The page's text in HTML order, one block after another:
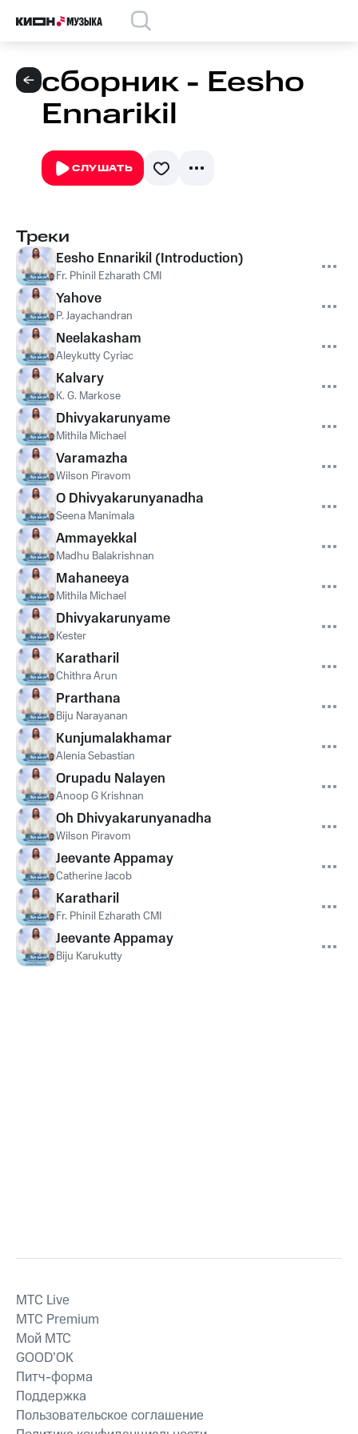
сборник - Eesho
Ennarikil
СЛУШАТЬ
Треки
Eesho Ennarikil (Introduction)
Fr. Phinil Ezharath CMI
Yahove
P. Jayachandran
Neelakasham
Aleykutty Cyriac
Kalvary
K. G. Markose
Dhivyakarunyame
Mithila Michael
Varamazha
Wilson Piravom
O Dhivyakarunyanadha
Seena Manimala
Ammayekkal
Madhu Balakrishnan
Mahaneeya
Mithila Michael
Dhivyakarunyame
Kester
Karatharil
Chithra Arun
Prarthana
Biju Narayanan
Kunjumalakhamar
Alenia Sebastian
Orupadu Nalayen
Anoop G Krishnan
Oh Dhivyakarunyanadha
Wilson Piravom
Jeevante Appamay
Catherine Jacob
Karatharil
Fr. Phinil Ezharath CMI
Jeevante Appamay
Biju Karukutty
MTС Live
MTС Premium
Мой МТС
GOOD’OK
Питч-форма
Поддержка
Пользовательское соглашение